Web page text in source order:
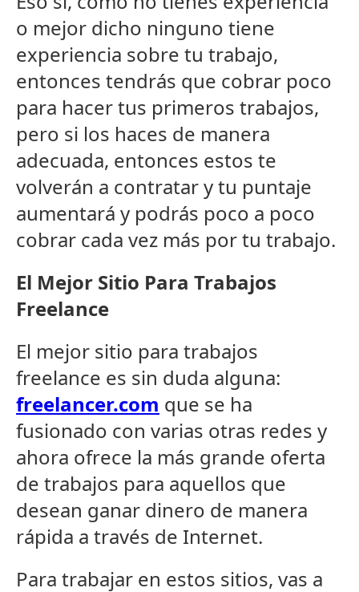
o mejor dicho ninguno tiene
experiencia sobre tu trabajo,
entonces tendrás que cobrar poco
para hacer tus primeros trabajos,
pero si los haces de manera
adecuada, entonces estos te
volverán a contratar y tu puntaje
aumentará y podrás poco a poco
cobrar cada vez más por tu trabajo.
El Mejor Sitio Para Trabajos
Freelance
El mejor sitio para trabajos
freelance es sin duda alguna:
freelancer.com que se ha
fusionado con varias otras redes y
ahora ofrece la más grande oferta
de trabajos para aquellos que
desean ganar dinero de manera
rápida a través de Internet.
Para trabajar en estos sitios, vas a